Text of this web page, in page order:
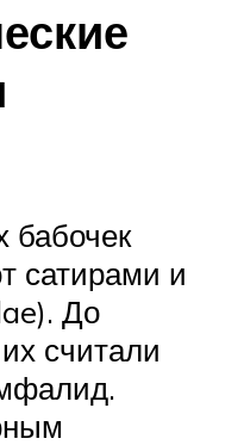
бабочек
сатирами и
До
считали